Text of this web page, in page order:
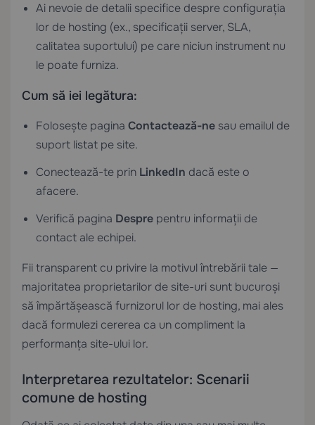
Ai nevoie de detalii specifice despre configurația
lor de hosting (ex., specificații server, SLA,
calitatea suportului) pe care niciun instrument nu
le poate furniza.
Cum să iei legătura:
Folosește pagina Contactează-ne sau emailul de
suport listat pe site.
Conectează-te prin LinkedIn dacă este o
afacere.
Verifică pagina Despre pentru informații de
contact ale echipei.
Fii transparent cu privire la motivul întrebării tale —
majoritatea proprietarilor de site-uri sunt bucuroși
să împărtășească furnizorul lor de hosting, mai ales
dacă formulezi cererea ca un compliment la
performanța site-ului lor.
Interpretarea rezultatelor: Scenarii
comune de hosting